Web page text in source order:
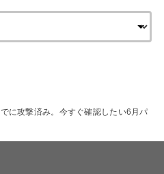
に攻撃済み。今すぐ確認したい6月パ